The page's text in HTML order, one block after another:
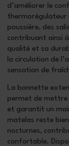
d’améliorer le
thermorégulateur
poussière, des
contribuant ainsi
qualité et sa
la circulation de
sensation de
La bonnette
permet de mettre
et garantit un
matelas reste
nocturnes,
confortable.